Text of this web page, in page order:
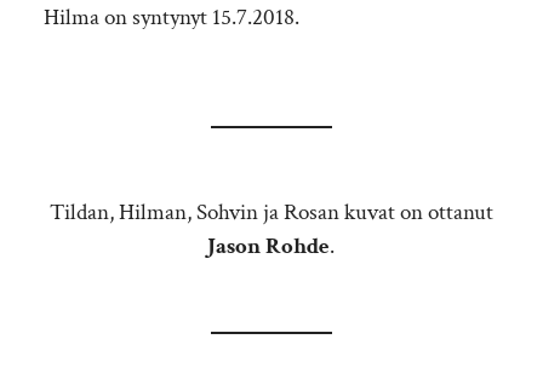
Hilma on syntynyt 15.7.2018.
Tildan, Hilman, Sohvin ja Rosan kuvat on ottanut
Jason Rohde.